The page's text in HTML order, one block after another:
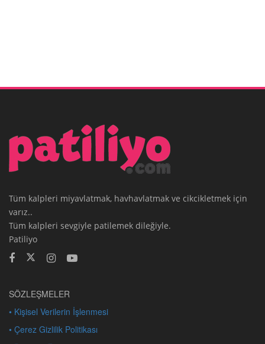
Tüm kalpleri miyavlatmak, havhavlatmak ve cikcikletmek için
varız..
Tüm kalpleri sevgiyle patilemek dileğiyle.
Patiliyo
SÖZLEŞMELER
• Kişisel Verilerin İşlenmesi
• Çerez Gizlilik Politikası